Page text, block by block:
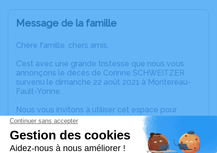
Message de la famille
Chère famille, chers amis,
C’est avec une grande tristesse que nous vous
annonçons le décès de Corinne SCHWEITZER
survenu le dimanche 22 août 2021 à Montereau-
Fault-Yonne.
Nous vous invitons à utiliser cet espace pour
laisser vos condoléances, partager des photos
souvenirs, une anecdote ou exprimer vos pensées
à travers des poèmes ou des textes. Cet endroit
est un lieu d'expression dédié à honorer la